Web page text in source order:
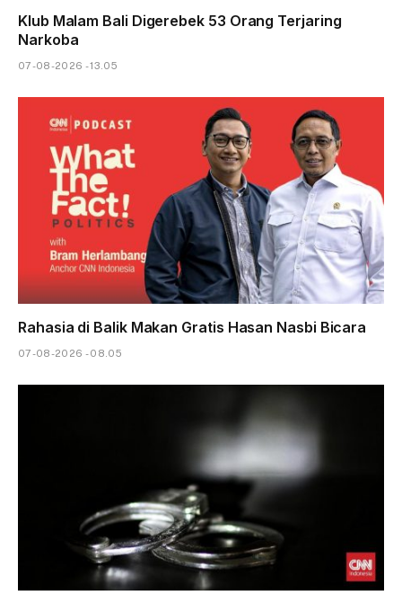
Klub Malam Bali Digerebek 53 Orang Terjaring
Narkoba
07-08-2026 - 13.05
Rahasia di Balik Makan Gratis Hasan Nasbi Bicara
07-08-2026 - 08.05